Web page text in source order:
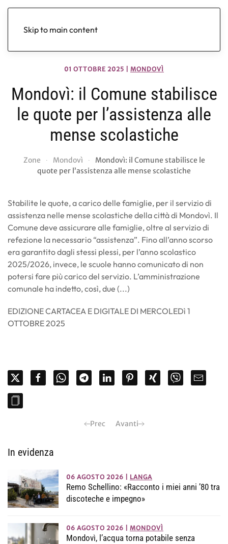
Skip to main content
01 OTTOBRE 2025 MONDOVÌ
Mondovì: il Comune stabilisce
le quote per l’assistenza alle
mense scolastiche
Zone Mondovì
Mondovì: il Comune stabilisce le
quote per l’assistenza alle mense scolastiche
Stabilite le quote, a carico delle famiglie, per il servizio di
assistenza nelle mense scolastiche della città di Mondovì. Il
Comune deve assicurare alle famiglie, oltre al servizio di
refezione la necessario “assistenza”. Fino all’anno scorso
era garantito dagli stessi plessi, per l’anno scolastico
2025/2026, invece, le scuole hanno comunicato di non
potersi fare più carico del servizio. L’amministrazione
comunale ha indetto, così, due (...)
EDIZIONE CARTACEA E DIGITALE DI MERCOLEDì 1
OTTOBRE 2025
Prec Avanti
In evidenza
06 AGOSTO 2026 LANGA
Remo Schellino: «Racconto i miei anni ’80 tra
discoteche e impegno»
06 AGOSTO 2026 MONDOVÌ
Mondovì, l’acqua torna potabile senza